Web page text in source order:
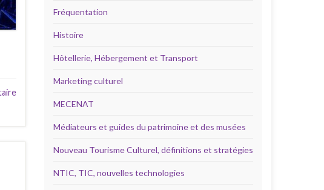
Fréquentation
Histoire
Hôtellerie, Hébergement et Transport
Marketing culturel
MECENAT
Médiateurs et guides du patrimoine et des musées
Nouveau Tourisme Culturel, définitions et stratégies
NTIC, TIC, nouvelles technologies